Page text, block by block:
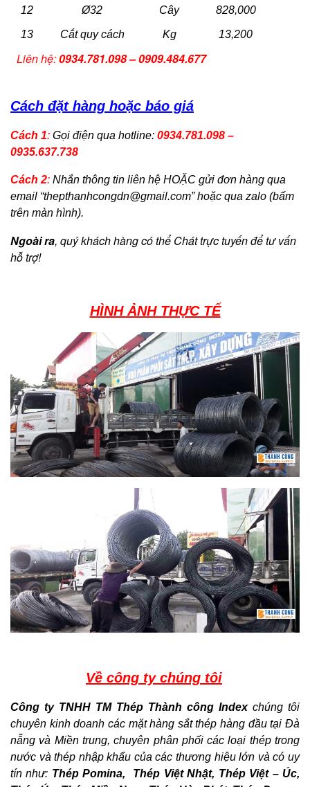
12 Ø32 Cây 828,000
13 Cắt quy cách Kg 13,200
Liên hệ:0934.781.098 – 0909.484.677
Cách đặt hàng hoặc báo giá
Cách 1: Gọi điện qua hotline: 0934.781.098 –
0935.637.738
Cách 2: Nhắn thông tin liên hệ HOẶC gửi đơn hàng qua
email “thepthanhcongdn@gmail.com” hoặc qua zalo (bấm
trên màn hình).
Ngoài ra, quý khách hàng có thể Chát trực tuyến để tư vấn
hỗ trợ!
HÌNH ẢNH THỰC TẾ
Về công ty chúng tôi
Công ty TNHH TM Thép Thành công Indexchúng tôi
chuyên kinh doanh các mặt hàng sắt thép hàng đầu tại Đà
nẵng và Miền trung, chuyên phân phối các loại thép trong
nước và thép nhập khẩu của các thương hiệu lớn và có uy
tín như: Thép Pomina, Thép Việt Nhật, Thép Việt – Úc,